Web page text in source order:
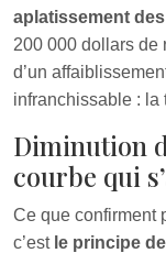
aplatissement
200 000 dollars de
d’un
infranchissable : la
Diminution
courbe qui
Ce que confirment
c’est le principe